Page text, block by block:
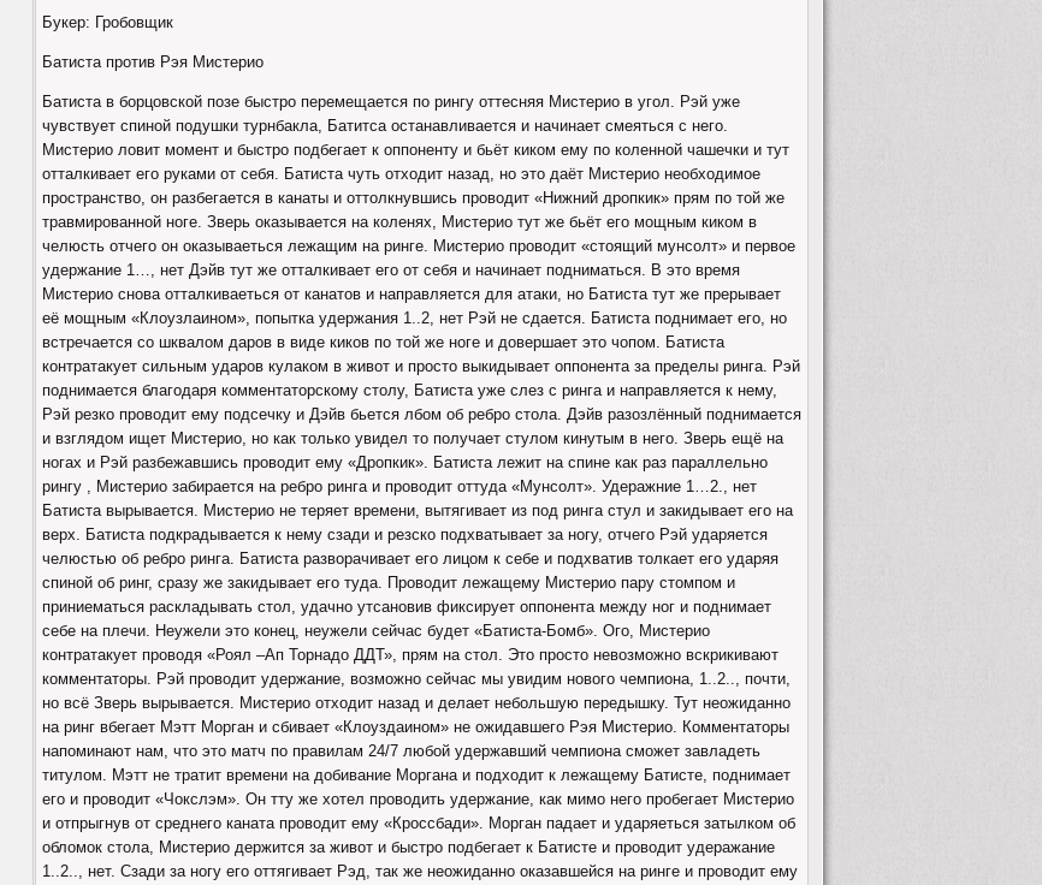
Букер: Гробовщик
Батиста против Рэя Мистерио
Батиста в борцовской позе быстро перемещается по рингу оттесняя Мистерио в угол. Рэй уже
чувствует спиной подушки турнбакла, Батитса останавливается и начинает смеяться с него.
Мистерио ловит момент и быстро подбегает к оппоненту и бьёт киком ему по коленной чашечки и тут
отталкивает его руками от себя. Батиста чуть отходит назад, но это даёт Мистерио необходимое
пространство, он разбегается в канаты и оттолкнувшись проводит «Нижний дропкик» прям по той же
травмированной ноге. Зверь оказывается на коленях, Мистерио тут же бьёт его мощным киком в
челюсть отчего он оказываеться лежащим на ринге. Мистерио проводит «стоящий мунсолт» и первое
удержание 1…, нет Дэйв тут же отталкивает его от себя и начинает подниматься. В это время
Мистерио снова отталкиваеться от канатов и направляется для атаки, но Батиста тут же прерывает
её мощным «Клоузлаином», попытка удержания 1..2, нет Рэй не сдается. Батиста поднимает его, но
встречается со шквалом даров в виде киков по той же ноге и довершает это чопом. Батиста
контратакует сильным ударов кулаком в живот и просто выкидывает оппонента за пределы ринга. Рэй
поднимается благодаря комментаторскому столу, Батиста уже слез с ринга и направляется к нему,
Рэй резко проводит ему подсечку и Дэйв бьется лбом об ребро стола. Дэйв разозлённый поднимается
и взглядом ищет Мистерио, но как только увидел то получает стулом кинутым в него. Зверь ещё на
ногах и Рэй разбежавшись проводит ему «Дропкик». Батиста лежит на спине как раз параллельно
рингу , Мистерио забирается на ребро ринга и проводит оттуда «Мунсолт». Удеражние 1…2., нет
Батиста вырывается. Мистерио не теряет времени, вытягивает из под ринга стул и закидывает его на
верх. Батиста подкрадывается к нему сзади и резско подхватывает за ногу, отчего Рэй ударяется
челюстью об ребро ринга. Батиста разворачивает его лицом к себе и подхватив толкает его ударяя
спиной об ринг, сразу же закидывает его туда. Проводит лежащему Мистерио пару стомпом и
приниематься раскладывать стол, удачно утсановив фиксирует оппонента между ног и поднимает
себе на плечи. Неужели это конец, неужели сейчас будет «Батиста-Бомб». Ого, Мистерио
контратакует проводя «Роял –Ап Торнадо ДДТ», прям на стол. Это просто невозможно вскрикивают
комментаторы. Рэй проводит удержание, возможно сейчас мы увидим нового чемпиона, 1..2.., почти,
но всё Зверь вырывается. Мистерио отходит назад и делает небольшую передышку. Тут неожиданно
на ринг вбегает Мэтт Морган и сбивает «Клоуздаином» не ожидавшего Рэя Мистерио. Комментаторы
напоминают нам, что это матч по правилам 24/7 любой удержавший чемпиона сможет завладеть
титулом. Мэтт не тратит времени на добивание Моргана и подходит к лежащему Батисте, поднимает
его и проводит «Чокслэм». Он тту же хотел проводить удержание, как мимо него пробегает Мистерио
и отпрыгнув от среднего каната проводит ему «Кроссбади». Морган падает и ударяеться затылком об
обломок стола, Мистерио держится за живот и быстро подбегает к Батисте и проводит удеражание
1..2.., нет. Сзади за ногу его оттягивает Рэд, так же неожиданно оказавшейся на ринге и проводит ему